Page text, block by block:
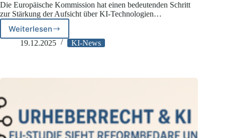
Die Europäische Kommission hat einen bedeutenden Schritt
zur Stärkung der Aufsicht über KI-Technologien…
Weiterlesen
EU-
Kommission
für
19.12.2025 KI-News